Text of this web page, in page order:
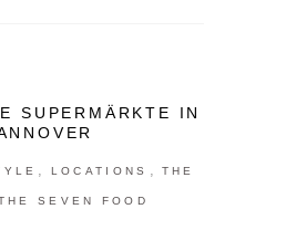
SUPERMÄRKTE IN
LOCATIONS THE
SEVEN FOOD